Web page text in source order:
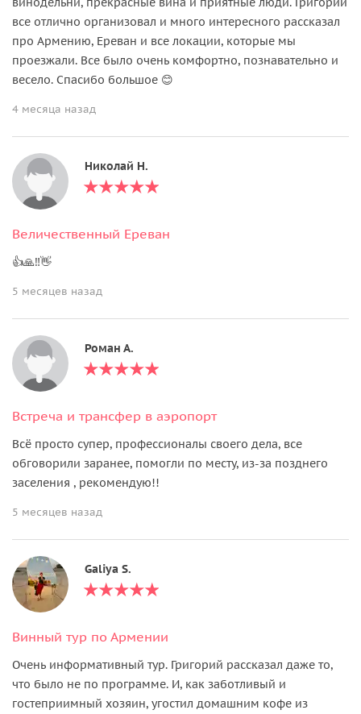
все отлично организовал и много интересного рассказал
про Армению, Ереван и все локации, которые мы
проезжали. Все было очень комфортно, познавательно и
весело. Спасибо большое 😊
4 месяца назад
Николай Н.
Величественный Ереван
👍🙏‼️👋
5 месяцев назад
Роман А.
Встреча и трансфер в аэропорт
Всё просто супер, профессионалы своего дела, все
обговорили заранее, помогли по месту, из-за позднего
заселения , рекомендую!!
5 месяцев назад
Galiya S.
Винный тур по Армении
Очень информативный тур. Григорий рассказал даже то,
что было не по программе. И, как заботливый и
гостеприимный хозяин, угостил домашним кофе из